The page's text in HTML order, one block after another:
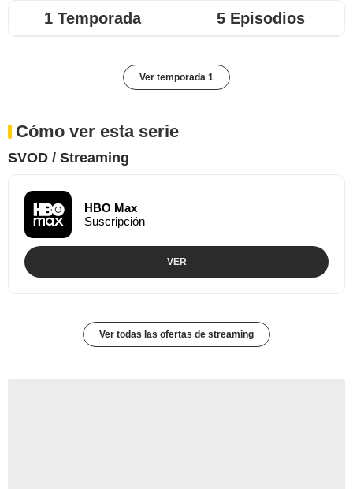
1 Temporada 5 Episodios
Ver temporada 1
Cómo ver esta serie
SVOD / Streaming
HBO Max
Suscripción
VER
Ver todas las ofertas de streaming